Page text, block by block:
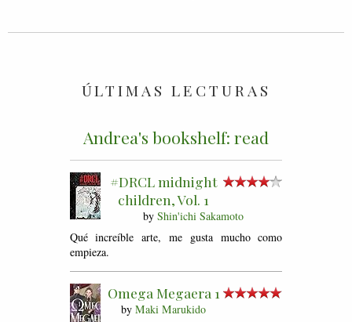
ÚLTIMAS LECTURAS
Andrea's bookshelf: read
#DRCL midnight
children, Vol. 1
by Shin'ichi Sakamoto
Qué increíble arte, me gusta mucho como
empieza.
Omega Megaera 1
by Maki Marukido